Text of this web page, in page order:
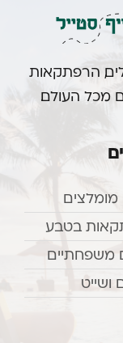
הרפתקאות
מכל העולם.
מומלצים
בטבע
משפחתיים
ושייט